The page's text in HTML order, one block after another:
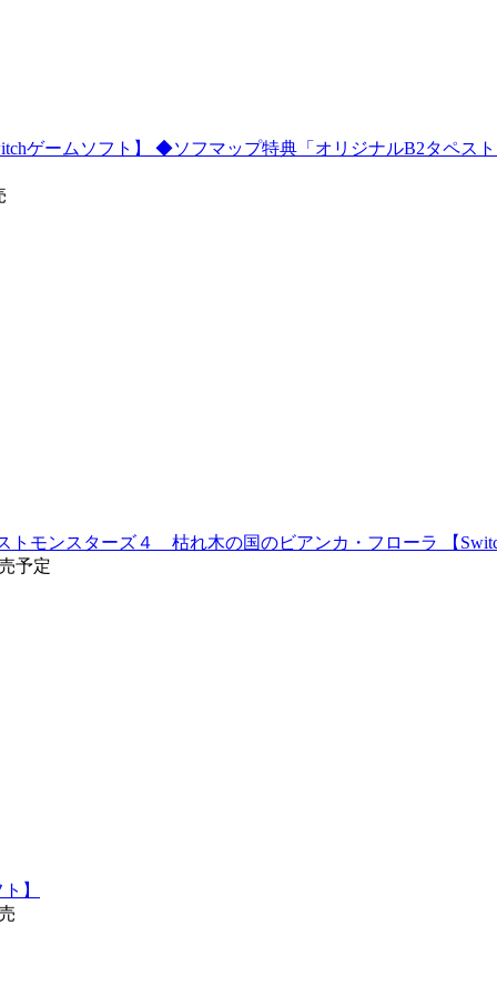
ゲームソフト】 ◆ソフマップ特典「オリジナルB2タペス
トモンスターズ４ 枯れ木の国のビアンカ・フローラ 【
予定
】